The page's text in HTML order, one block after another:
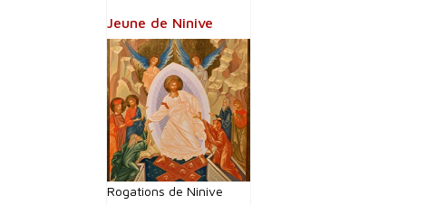
Jeune de Ninive
Rogations de Ninive